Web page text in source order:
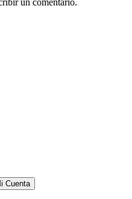
un comentario.
Cuenta